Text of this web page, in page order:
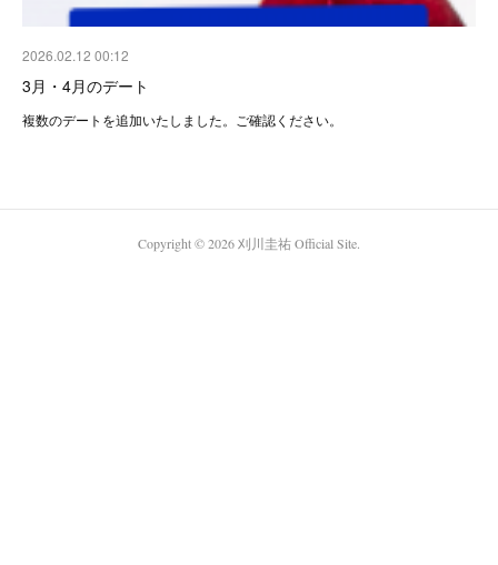
2026.02.12 00:12
3月・4月のデート
複数のデートを追加いたしました。ご確認ください。
Copyright ©2026刈川圭祐 Official Site.